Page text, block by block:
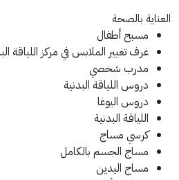
العناية بالصحة
مسبح أطفال
غرف تغيير الملابس في مركز اللياقة
مدرب شخصي
دروس اللياقة البدنية
دروس اليوغا
اللياقة البدنية
كرسي مساج
مساج الجسم بالكامل
مساج اليدين